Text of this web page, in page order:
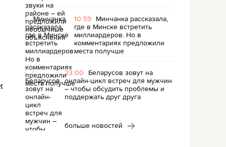
10:59 Минчанка рассказала,
где в Минске встретить
миллиардеров. Но в
комментариях предложили
места получше
23:00 Беларусов зовут на
онлайн-цикл встреч для мужчин
– чтобы обсудить проблемы и
поддержать друг друга
больше новостей